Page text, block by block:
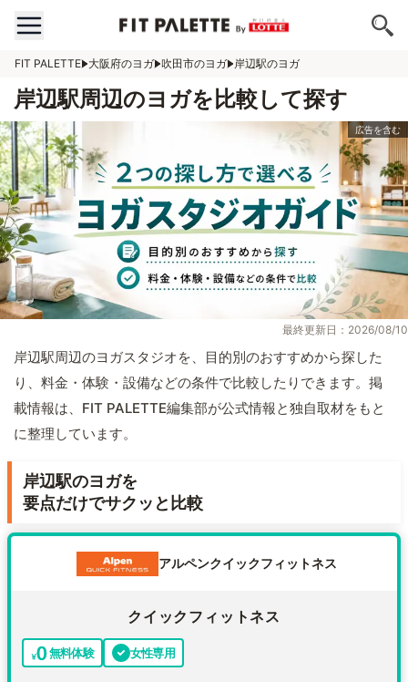
FIT PALETTE 大阪府のヨガ 吹田市のヨガ 岸辺駅のヨガ
岸辺駅周辺のヨガを比較して探す
最終更新日：2026/08/10
岸辺駅周辺のヨガスタジオを、目的別のおすすめから探した
り、料金・体験・設備などの条件で比較したりできます。掲
載情報は、FIT PALETTE編集部が公式情報と独自取材をもと
に整理しています。
岸辺駅のヨガを
要点だけでサクッと比較
アルペンクイックフィットネス
クイックフィットネス
無料体験 女性専用